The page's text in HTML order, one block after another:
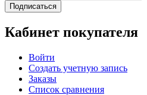
Подписаться
Кабинет покупателя
Войти
Создать учетную запись
Заказы
Список сравнения